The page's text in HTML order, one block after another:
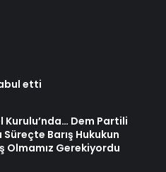
etti
Kurulu’nda… Dem Partili
Süreçte Barış Hukukun
Olmamız Gerekiyordu